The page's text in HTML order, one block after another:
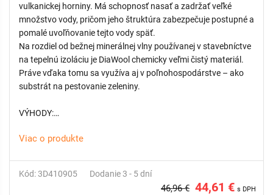
vulkanickej horniny. Má schopnosť nasať a zadržať veľké
množstvo vody, pričom jeho štruktúra zabezpečuje postupné a
pomalé uvoľňovanie tejto vody späť.
Na rozdiel od bežnej minerálnej vlny používanej v stavebníctve
na tepelnú izoláciu je DiaWool chemicky veľmi čistý materiál.
Práve vďaka tomu sa využíva aj v poľnohospodárstve – ako
substrát na pestovanie zeleniny.
VÝHODY:
Úsporná doprava a jednoduchá manipulácia s materiálom
Výborné vlastnosti na pohlcovanie hluku
Viac o produkte
Kód: 3D410905 Dodanie 3 - 5 dní
46,96 € 44,61 € s DPH